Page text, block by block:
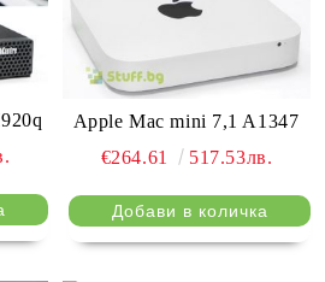
Apple Mac mini 7,1 A1347
€264.61
517.53лв.